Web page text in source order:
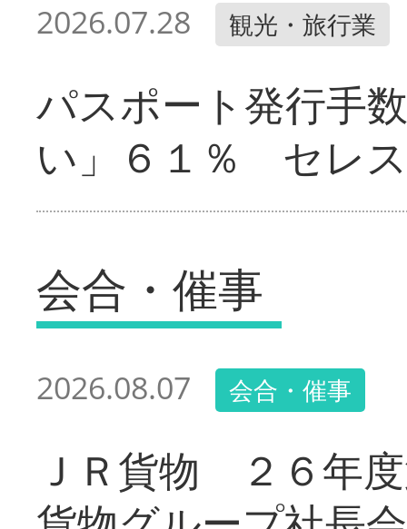
2026.07.28 観光・旅行業
パスポート発行手
い」６１％ セレ
会合・催事
2026.08.07 会合・催事
ＪＲ貨物 ２６年